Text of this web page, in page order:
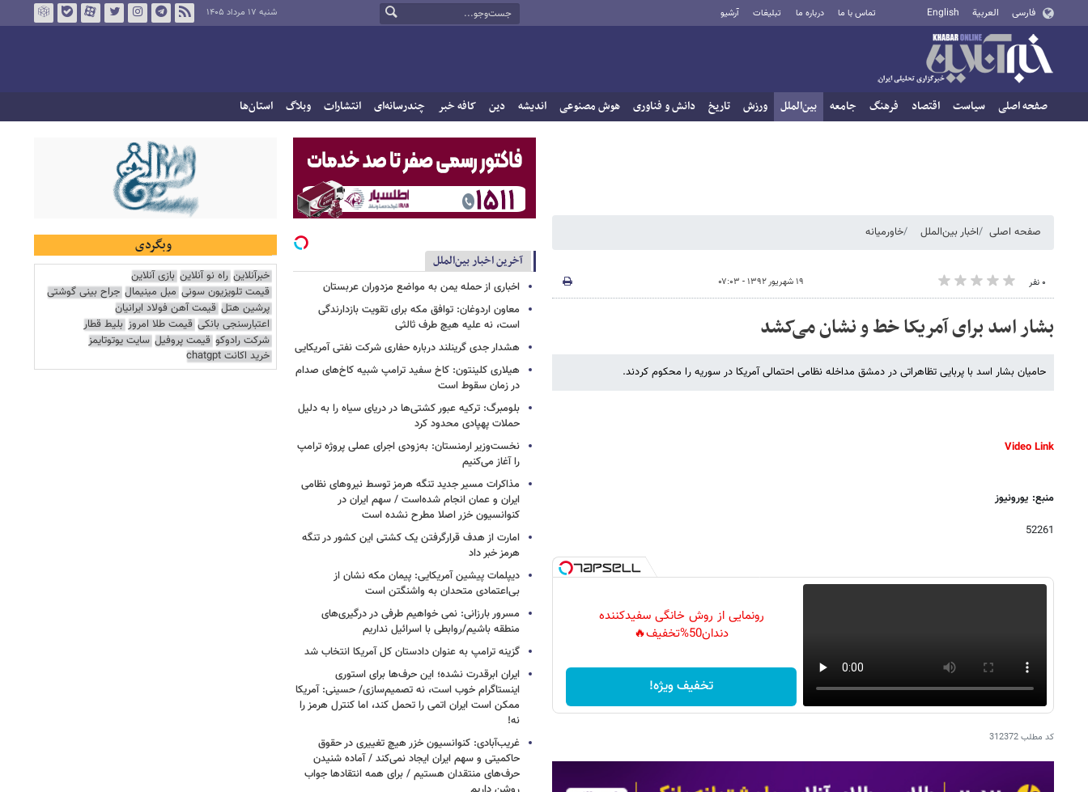
فارسی العربية English تماس با ما درباره ما تبلیغات آرشیو شنبه ۱۷ مرداد ۱۴۰۵
صفحه اصلی سیاست اقتصاد فرهنگ جامعه بین‌الملل ورزش تاریخ دانش و فناوری هوش مصنوعی اندیشه دین کافه خبر چندرسانه‌ای انتشارات وبلاگ استان‌ها
صفحه اصلی اخبار بین‌الملل خاورمیانه
۰ نفر ۱۹ شهریور ۱۳۹۲ - ۰۷:۰۳
بشار اسد برای آمریکا خط و نشان می‌کشد
حامیان بشار اسد با پربایی تظاهراتی در دمشق مداخله نظامی احتمالی آمریکا در سوریه را محکوم کردند.
Video Link
منبع: یورونیوز
52261
رونمایی از روش خانگی سفیدکننده
دندان50%تخفیف🔥
تخفیف ویژه!
کد مطلب312372
آخرین اخبار بین‌الملل
اخباری از حمله یمن به مواضع مزدوران عربستان
معاون اردوغان: توافق مکه برای تقویت بازدارندگی
است، نه علیه هیچ طرف ثالثی
هشدار جدی گرینلند درباره حفاری شرکت نفتی آمریکایی
هیلاری کلینتون: کاخ سفید ترامپ شبیه کاخ‌های صدام
در زمان سقوط است
بلومبرگ: ترکیه عبور کشتی‌ها در دریای سیاه را به دلیل
حملات پهپادی محدود کرد
نخست‌وزیر ارمنستان: به‌زودی اجرای عملی پروژه ترامپ
را آغاز می‌کنیم
مذاکرات مسیر جدید تنگه هرمز توسط نیروهای نظامی
ایران و عمان انجام شده‌است / سهم ایران در
کنوانسیون خزر اصلا مطرح نشده است
امارت از هدف قرارگرفتن یک کشتی این کشور در تنگه
هرمز خبر داد
دیپلمات پیشین آمریکایی: پیمان مکه نشان از
بی‌اعتمادی متحدان به واشنگتن است
مسرور بارزانی: نمی خواهیم طرفی در درگیری‌های
منطقه باشیم/روابطی با اسرائیل نداریم
گزینه ترامپ به عنوان دادستان کل آمریکا انتخاب شد
ایران ابرقدرت نشده؛ این حرف‌ها برای استوری
اینستاگرام خوب است، نه تصمیم‌سازی/ حسینی: آمریکا
ممکن است ایران اتمی را تحمل کند، اما کنترل هرمز را
نه!
غریب‌آبادی: کنوانسیون خزر هیچ تغییری در حقوق
حاکمیتی و سهم ایران ایجاد نمی‌کند / آماده شنیدن
حرف‌های منتقدان هستیم / برای همه انتقادها جواب
وبگردی
خبرآنلاین راه نو آنلاین بازی آنلاین
قیمت تلویزیون سونی مبل مینیمال جراح بینی گوشتی
پرشین هتل قیمت آهن فولاد ایرانیان
اعتبارسنجی بانکی قیمت طلا امروز بلیط قطار
شرکت رادوکو قیمت پروفیل سایت یوتوتایمز
خرید اکانت chatgpt